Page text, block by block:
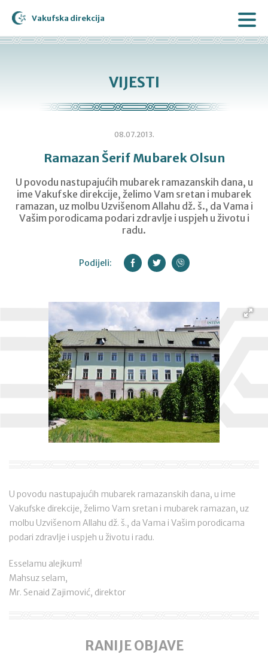
Vakufska direkcija
VIJESTI
08.07.2013.
Ramazan Šerif Mubarek Olsun
U povodu nastupajućih mubarek ramazanskih dana, u
ime Vakufske direkcije, želimo Vam sretan i mubarek
ramazan, uz molbu Uzvišenom Allahu dž. š., da Vama i
Vašim porodicama podari zdravlje i uspjeh u životu i
radu.
Podijeli:
U povodu nastupajućih mubarek ramazanskih dana, u ime
Vakufske direkcije, želimo Vam sretan i mubarek ramazan, uz
molbu Uzvišenom Allahu dž. š., da Vama i Vašim porodicama
podari zdravlje i uspjeh u životu i radu.
Esselamu alejkum!
Mahsuz selam,
Mr. Senaid Zajimović, direktor
RANIJE OBJAVE